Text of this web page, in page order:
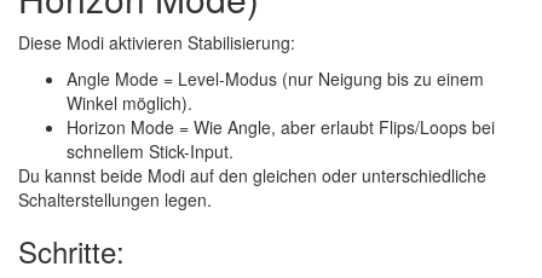
Diese Modi aktivieren Stabilisierung:
Angle Mode = Level-Modus (nur Neigung bis zu einem
Winkel möglich).
Horizon Mode = Wie Angle, aber erlaubt Flips/Loops bei
schnellem Stick-Input.
Du kannst beide Modi auf den gleichen oder unterschiedliche
Schalterstellungen legen.
Schritte: